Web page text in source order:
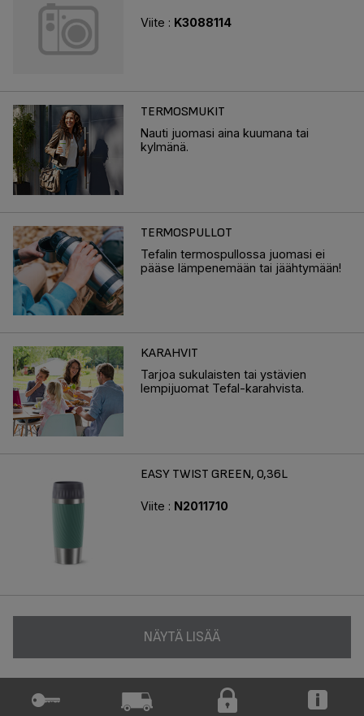
Viite : K3088114
TERMOSMUKIT
Nauti juomasi aina kuumana tai
kylmänä.
TERMOSPULLOT
Tefalin termospullossa juomasi ei
pääse lämpenemään tai jäähtymään!
KARAHVIT
Tarjoa sukulaisten tai ystävien
lempijuomat Tefal-karahvista.
EASY TWIST GREEN, 0,36L
Viite : N2011710
NÄYTÄ LISÄÄ